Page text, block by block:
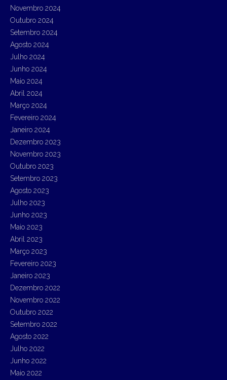
Novembro 2024
Outubro 2024
Setembro 2024
Agosto 2024
Julho 2024
Junho 2024
Maio 2024
Abril 2024
Março 2024
Fevereiro 2024
Janeiro 2024
Dezembro 2023
Novembro 2023
Outubro 2023
Setembro 2023
Agosto 2023
Julho 2023
Junho 2023
Maio 2023
Abril 2023
Março 2023
Fevereiro 2023
Janeiro 2023
Dezembro 2022
Novembro 2022
Outubro 2022
Setembro 2022
Agosto 2022
Julho 2022
Junho 2022
Maio 2022